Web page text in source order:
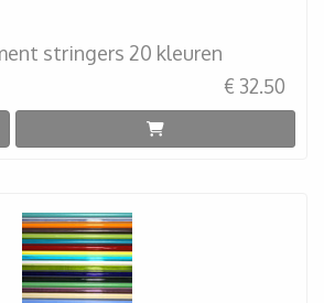
stringers 20 kleuren
€ 32.50